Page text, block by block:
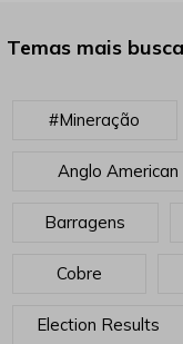
Temas mais
#mineração
Anglo American
Barragens
Cobre
Election Results